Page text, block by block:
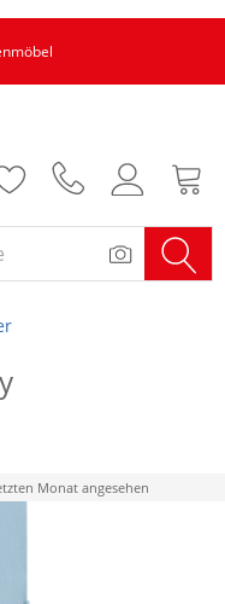
Monat angesehen